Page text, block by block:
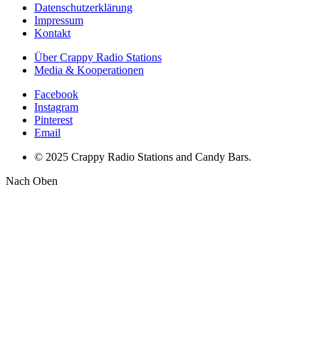
Datenschutzerklärung
Impressum
Kontakt
Über Crappy Radio Stations
Media & Kooperationen
Facebook
Instagram
Pinterest
Email
© 2025 Crappy Radio Stations and Candy Bars.
Nach Oben